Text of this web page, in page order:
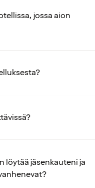
jossa aion
löytää jäsenkauteni ja